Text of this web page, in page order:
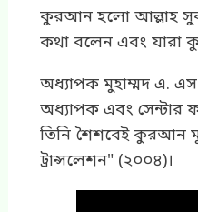
কুরআন হলো আল্লাহ
কথা বলেন এবং যারা
অধ্যাপক মুহাম্মদ এ.
অধ্যাপক এবং সেন্টার
তিনি শৈশবেই কুরআন
ট্রান্সলেশন" (২০০৪)।